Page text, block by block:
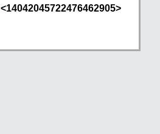
<14042045722476462905>